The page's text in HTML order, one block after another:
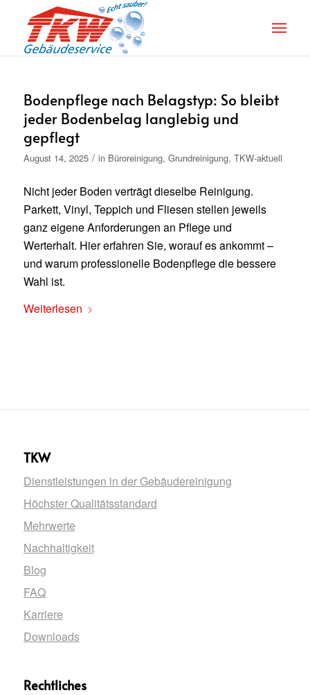
Bodenpflege nach Belagstyp: So bleibt
jeder Bodenbelag langlebig und
gepflegt
August 14, 2025 / in Büroreinigung, Grundreinigung, TKW-aktuell
Nicht jeder Boden verträgt dieselbe Reinigung.
Parkett, Vinyl, Teppich und Fliesen stellen jeweils
ganz eigene Anforderungen an Pflege und
Werterhalt. Hier erfahren Sie, worauf es ankommt –
und warum professionelle Bodenpflege die bessere
Wahl ist.
Weiterlesen
TKW
Dienstleistungen in der Gebäudereinigung
Höchster Qualitätsstandard
Mehrwerte
Nachhaltigkeit
Blog
FAQ
Karriere
Downloads
Rechtliches